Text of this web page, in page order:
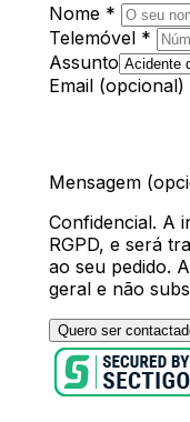
Nome *
Telemóvel *
Assunto
Email (opcional)
Mensagem
Confidencial. A
RGPD, e será
ao seu pedido.
geral e não
Quero ser